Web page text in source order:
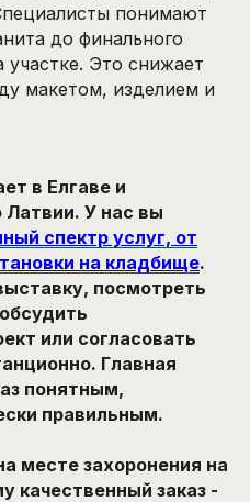
понимают
до финального
Это снижает
макетом, изделием и
в Елгаве и
Латвии. У нас вы
спектр услуг, от
на кладбище.
посмотреть
или согласовать
Главная
понятным,
правильным.
месте захоронения на
качественный заказ -